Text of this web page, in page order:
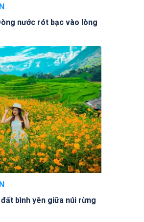
nước rót bạc vào lòng
đất bình yên giữa núi rừng